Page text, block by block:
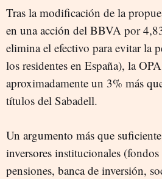
Tras la modificación de la
en una acción del BBVA por
elimina el efectivo para evitar la
los residentes en España), la
aproximadamente un 3% más
títulos del Sabadell.
Un argumento más que
inversores institucionales
pensiones, banca de inversión,